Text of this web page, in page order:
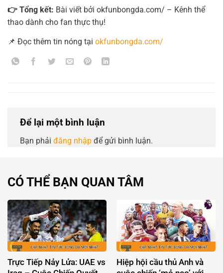
👉 Tổng kết: Bài viết bởi okfunbongda.com/ – Kênh thể
thao dành cho fan thực thụ!
📌 Đọc thêm tin nóng tại okfunbongda.com/
Để lại một bình luận
Bạn phải đăng nhập để gửi bình luận.
CÓ THỂ BẠN QUAN TÂM
Trực Tiếp Nảy Lửa: UAE vs
Hiệp hội cầu thủ Anh và